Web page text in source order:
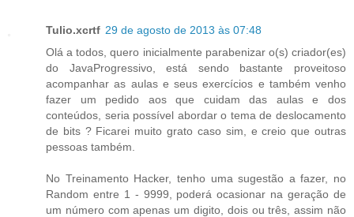
Tulio.xcrtf 29 de agosto de 2013 às 07:48
Olá a todos, quero inicialmente parabenizar o(s) criador(es)
do JavaProgressivo, está sendo bastante proveitoso
acompanhar as aulas e seus exercícios e também venho
fazer um pedido aos que cuidam das aulas e dos
conteúdos, seria possível abordar o tema de deslocamento
de bits ? Ficarei muito grato caso sim, e creio que outras
pessoas também.
No Treinamento Hacker, tenho uma sugestão a fazer, no
Random entre 1 - 9999, poderá ocasionar na geração de
um número com apenas um digito, dois ou três, assim não